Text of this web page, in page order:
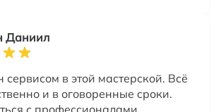
Даниил
сервисом в этой мастерской. Всё
и в оговоренные сроки.
с профессионалами.